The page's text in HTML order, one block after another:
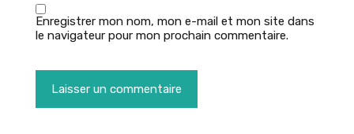
Enregistrer mon nom, mon e-mail et mon site dans
le navigateur pour mon prochain commentaire.